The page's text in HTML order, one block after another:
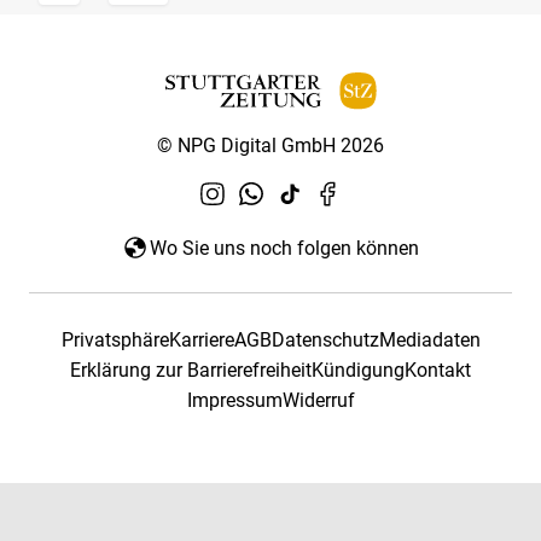
© NPG Digital GmbH 2026
Wo Sie uns noch folgen können
PrivatsphäreKarriereAGBDatenschutzMediadaten
Erklärung zur BarrierefreiheitKündigungKontakt
ImpressumWiderruf